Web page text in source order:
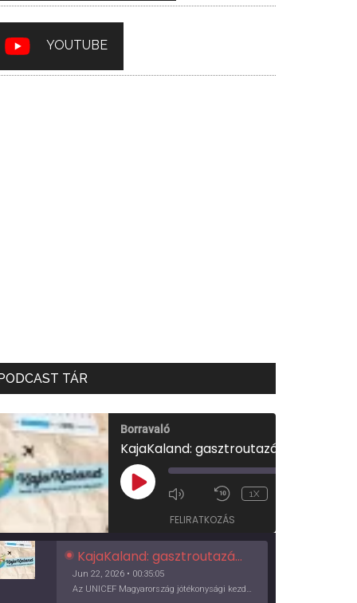
YOUTUBE
TÁR
Borravaló
PLAY
EPISODE
1X
FELIRATKOZÁS
KajaKaland: gasztroutazás a föld körül
Jun 22, 2026 • 00:35:05
Az UNICEF Magyarország jótékonysági kezdeményezése izgalmas, egész éves világkörüli ízutazásra hív, igazi családi program és gasztroedukáció, illetve segítség a rászorulóknak is egyben.